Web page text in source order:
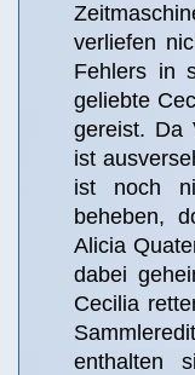
verliefen
Fehlers in
geliebte
gereist. Da
ist
ist noch
beheben,
Alicia
dabei
Cecilia
enthalten